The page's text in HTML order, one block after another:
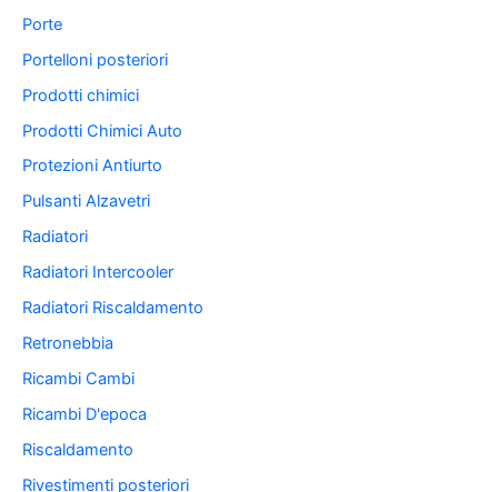
Porte
Portelloni posteriori
Prodotti chimici
Prodotti Chimici Auto
Protezioni Antiurto
Pulsanti Alzavetri
Radiatori
Radiatori Intercooler
Radiatori Riscaldamento
Retronebbia
Ricambi Cambi
Ricambi D'epoca
Riscaldamento
Rivestimenti posteriori